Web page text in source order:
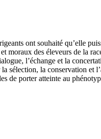
ont souhaité qu’elle
moraux des éleveurs de la
l’échange et la
sélection, la conservation et
de porter atteinte au